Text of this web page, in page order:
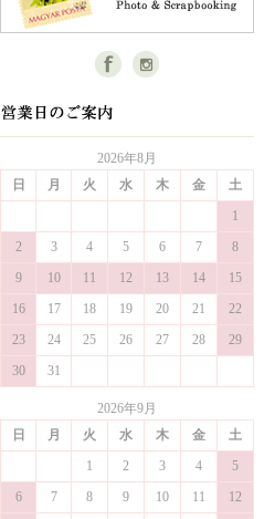
2026年8月
日
月 火 水 木 金
土
1
2
3 4 5 6 7
8
9
10 11 12 13 14
15
16
17 18 19 20 21
22
23
24 25 26 27 28
29
30
31
2026年9月
日
月 火 水 木 金
土
1
2 3 4
5
6
7 8 9 10 11
12